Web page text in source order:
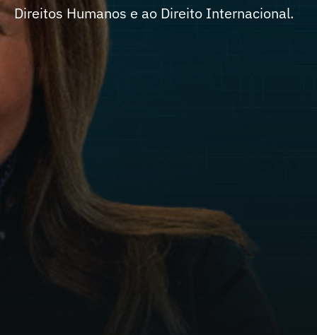
Direitos Humanos e ao Direito Internacional.
SIGA NAS REDES